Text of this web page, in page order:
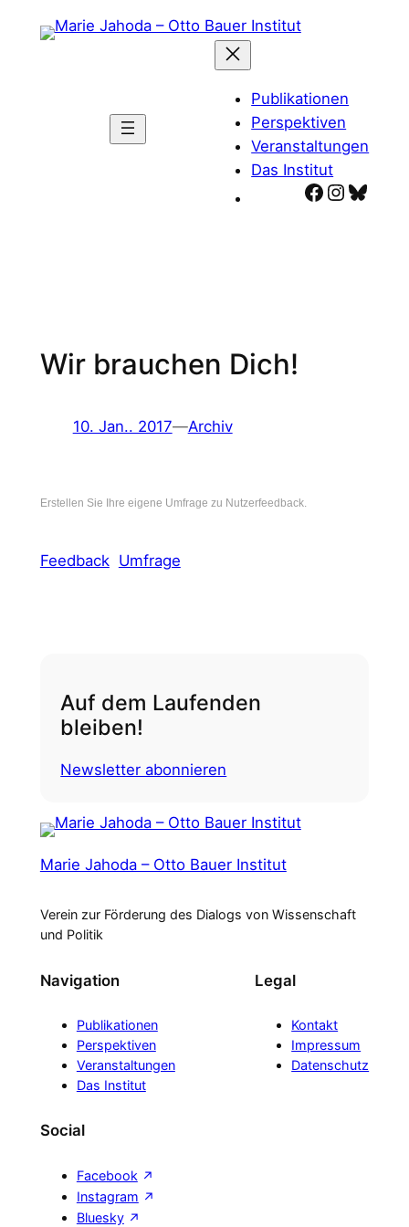
Inhalt
Publikationen
Perspektiven
Veranstaltungen
Das Institut
Facebook
Wir brauchen Dich!
10. Jan.. 2017—Archiv
Erstellen Sie Ihre eigene Umfrage zu Nutzerfeedback.
Feedback Umfrage
Auf dem Laufenden
bleiben!
Newsletter abonnieren
Marie Jahoda – Otto Bauer Institut
Verein zur Förderung des Dialogs von Wissenschaft
und Politik
Navigation
Publikationen
Perspektiven
Veranstaltungen
Das Institut
Legal
Kontakt
Impressum
Datenschutz
Social
Facebook
Instagram
Bluesky